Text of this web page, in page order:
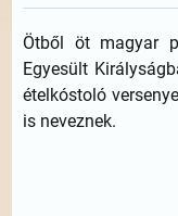
Ötből öt magyar
Egyesült
ételkóstoló
is neveznek.